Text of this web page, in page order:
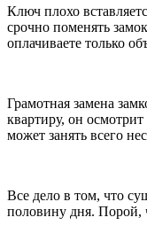
Ключ плохо
срочно поменять
оплачиваете только
Грамотная замена
квартиру, он
может занять всего
Все дело в том, что
половину дня. Порой,